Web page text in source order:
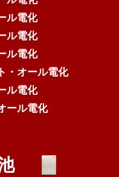
ル電化
ル電化
ル電化
・オール電化
ル電化
ール電化